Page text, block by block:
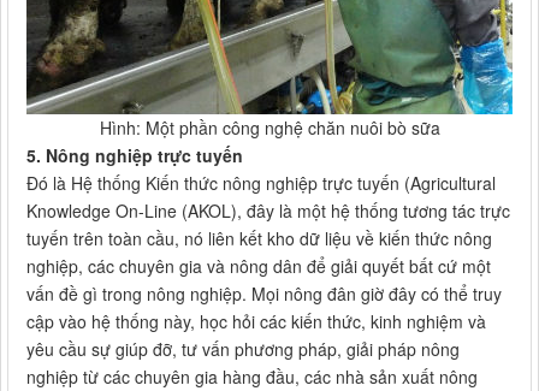
Hình: Một phần công nghệ chăn nuôi bò sữa
5. Nông nghiệp trực tuyến
Đó là Hệ thống Kiến thức nông nghiệp trực tuyến (Agricultural
Knowledge On-Line (AKOL), đây là một hệ thống tương tác trực
tuyến trên toàn cầu, nó liên kết kho dữ liệu về kiến thức nông
nghiệp, các chuyên gia và nông dân để giải quyết bất cứ một
vấn đề gì trong nông nghiệp. Mọi nông đân giờ đây có thể truy
cập vào hệ thống này, học hỏi các kiến thức, kinh nghiệm và
yêu cầu sự giúp đỡ, tư vấn phương pháp, giải pháp nông
nghiệp từ các chuyên gia hàng đầu, các nhà sản xuất nông